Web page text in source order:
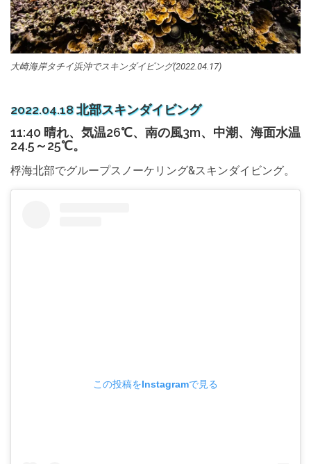
大崎海岸タチイ浜沖でスキンダイビング(2022.04.17)
2022.04.18 北部スキンダイビング
11:40 晴れ、気温26℃、南の風3m、中潮、海面水温
24.5～25℃。
桴海北部でグループスノーケリング&スキンダイビング。
この投稿をInstagramで見る